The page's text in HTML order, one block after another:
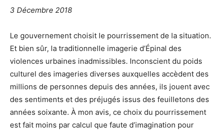
3 Décembre 2018
Le gouvernement choisit le pourrissement de la situation.
Et bien sûr, la traditionnelle imagerie d’Épinal des
violences urbaines inadmissibles. Inconscient du poids
culturel des imageries diverses auxquelles accèdent des
millions de personnes depuis des années, ils jouent avec
des sentiments et des préjugés issus des feuilletons des
années soixante. À mon avis, ce choix du pourrissement
est fait moins par calcul que faute d’imagination pour